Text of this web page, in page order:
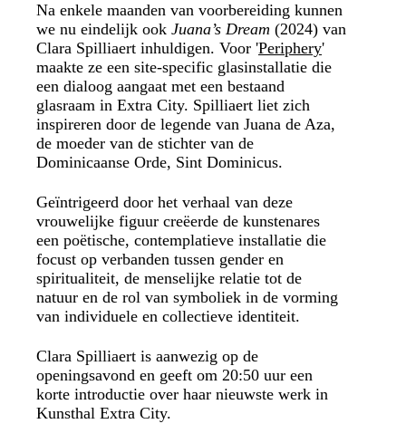
Na enkele maanden van voorbereiding kunnen
we nu eindelijk ook Juana’s Dream (2024) van
Clara Spilliaert inhuldigen. Voor 'Periphery'
maakte ze een site-specific glasinstallatie die
een dialoog aangaat met een bestaand
glasraam in Extra City. Spilliaert liet zich
inspireren door de legende van Juana de Aza,
de moeder van de stichter van de
Dominicaanse Orde, Sint Dominicus.
Geïntrigeerd door het verhaal van deze
vrouwelijke figuur creëerde de kunstenares
een poëtische, contemplatieve installatie die
focust op verbanden tussen gender en
spiritualiteit, de menselijke relatie tot de
natuur en de rol van symboliek in de vorming
van individuele en collectieve identiteit.
Clara Spilliaert is aanwezig op de
openingsavond en geeft om 20:50 uur een
korte introductie over haar nieuwste werk in
Kunsthal Extra City.